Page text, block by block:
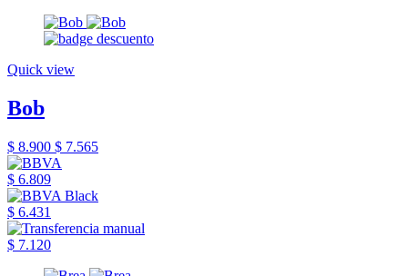
Quick view
Bob
$ 8.900 $ 7.565
$ 6.809
$ 6.431
$ 7.120